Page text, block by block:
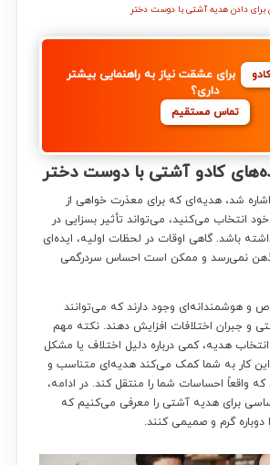
برای دادن هدیه آشتی با دوست دختر
برای عشقت نیاز به راهنمایی بیشتر
داری؟
تماس مستقیم
کادو آشتی با دوست دختر
شد، هدیه‌ای که برای معذرت خواهی از
انتخاب می‌کنید، می‌تواند تأثیر بسزایی در
باشد. گاهی اوقات در لحظات اولیه، ایده‌ای
ذهن نمی‌رسد و ممکن است احساس سردرگمی
و هوشمندانه‌ای وجود دارند که می‌توانند
و جبران اختلافات افزایش دهند. نکته مهم
هدیه، کمی درباره دلیل اختلاف یا مشکل
کار به شما کمک می‌کند هدیه‌ای متناسب و
واقعاً احساسات شما را منتقل کند. در ادامه،
احساسی برای هدیه آشتی را معرفی می‌کنیم که
دوباره گرم و صمیمی کنند.